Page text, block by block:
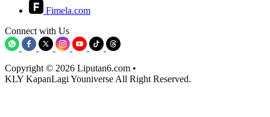
Fimela.com
Connect with Us
Copyright © 2026 Liputan6.com •
KLY KapanLagi Youniverse All Right Reserved.